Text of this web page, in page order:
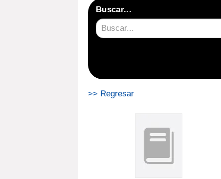
Buscar...
>> Regresar